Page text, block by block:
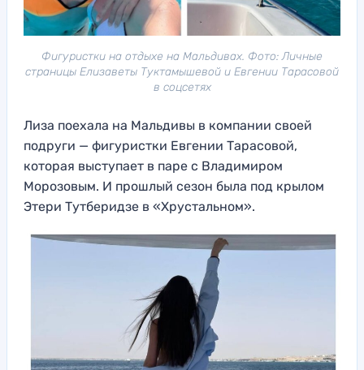
Фигуристки на отдыхе на Мальдивах. Фото: Личные
страницы Елизаветы Туктамышевой и Евгении Тарасовой
в соцсетях
Лиза поехала на Мальдивы в компании своей
подруги — фигуристки Евгении Тарасовой,
которая выступает в паре с Владимиром
Морозовым. И прошлый сезон была под крылом
Этери Тутберидзе в «Хрустальном».